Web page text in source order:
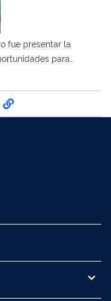
fue presentar la
para
por Facebook
por Twitter
por LinkedIn
Compártelo por
Enlace para Copy